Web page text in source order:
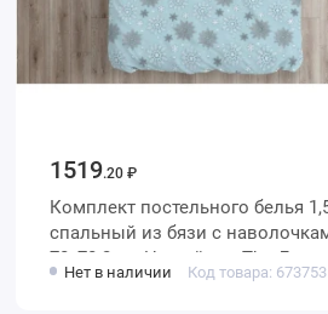
1519.20 ₽
Комплект постельного белья 1,5
спальный из бязи с наволочками
70х70 2 шт Новый год The Дом
Нет в наличии Код товара: 673753